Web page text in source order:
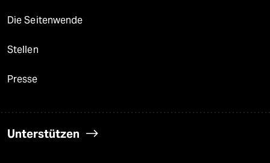
Die Seitenwende
Stellen
Presse
Unterstützen